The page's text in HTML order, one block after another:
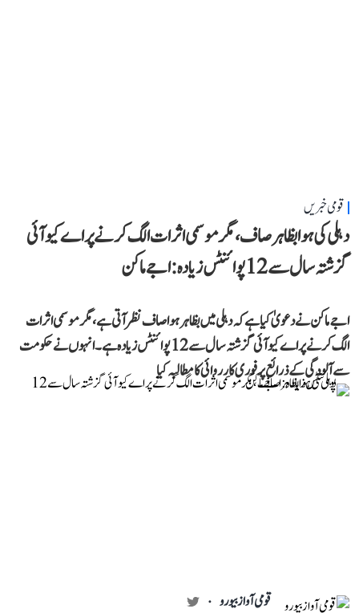
قومی خبریں
دہلی کی ہوا بظاہر صاف، مگر موسمی اثرات الگ کرنے پر اے کیو آئی
گزشتہ سال سے 12 پوائنٹس زیادہ: اجے ماکن
اجے ماکن نے دعویٰ کیا ہے کہ دہلی میں بظاہر ہوا صاف نظر آتی ہے، مگر موسمی اثرات
الگ کرنے پر اے کیو آئی گزشتہ سال سے 12 پوائنٹس زیادہ ہے۔ انہوں نے حکومت
سے آلودگی کے ذرائع پر فوری کارروائی کا مطالبہ کیا
قومی آواز بیورو